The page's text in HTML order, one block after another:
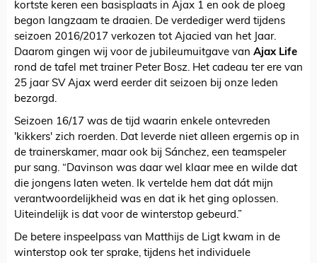
kortste keren een basisplaats in Ajax 1 en ook de ploeg
begon langzaam te draaien. De verdediger werd tijdens
seizoen 2016/2017 verkozen tot Ajacied van het Jaar.
Daarom gingen wij voor de jubileumuitgave van Ajax Life
rond de tafel met trainer Peter Bosz. Het cadeau ter ere van
25 jaar SV Ajax werd eerder dit seizoen bij onze leden
bezorgd.
Seizoen 16/17 was de tijd waarin enkele ontevreden
'kikkers' zich roerden. Dat leverde niet alleen ergernis op in
de trainerskamer, maar ook bij Sánchez, een teamspeler
pur sang. “Davinson was daar wel klaar mee en wilde dat
die jongens laten weten. Ik vertelde hem dat dát mijn
verantwoordelijkheid was en dat ik het ging oplossen.
Uiteindelijk is dat voor de winterstop gebeurd.”
De betere inspeelpass van Matthijs de Ligt kwam in de
winterstop ook ter sprake, tijdens het individuele